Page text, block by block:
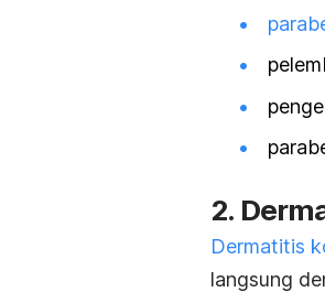
2.
Dermatitis
langsung